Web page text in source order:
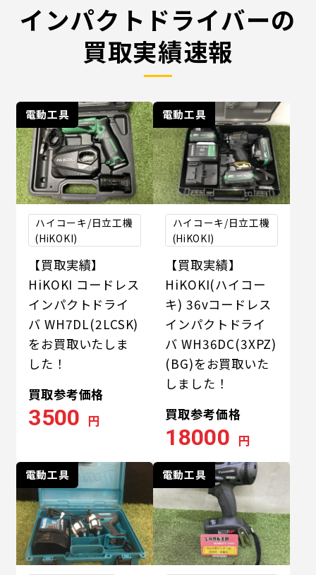
インパクトドライバーの
買取実績速報
電動工具
ハイコーキ/日立工機
(HiKOKI)
【買取実績】
HiKOKI コードレス
インパクトドライ
バ WH7DL(2LCSK)
をお買取いたしま
した！
買取参考価格
3500 円
電動工具
ハイコーキ/日立工機
(HiKOKI)
【買取実績】
HiKOKI(ハイコー
キ) 36vコードレス
インパクトドライ
バ WH36DC(3XPZ)
(BG)をお買取いた
しました！
買取参考価格
18000 円
電動工具 電動工具